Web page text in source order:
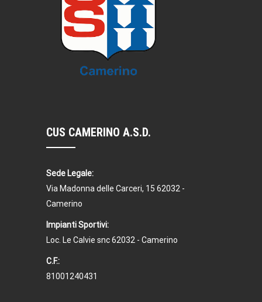
CUS CAMERINO A.S.D.
Sede Legale:
Via Madonna delle Carceri, 15 62032 -
Camerino
Impianti Sportivi:
Loc. Le Calvie snc 62032 - Camerino
C.F.:
81001240431